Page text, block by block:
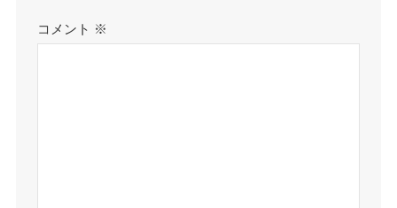
コメント ※